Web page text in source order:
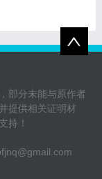
部分未能与原作者
提供相关证明材
持！